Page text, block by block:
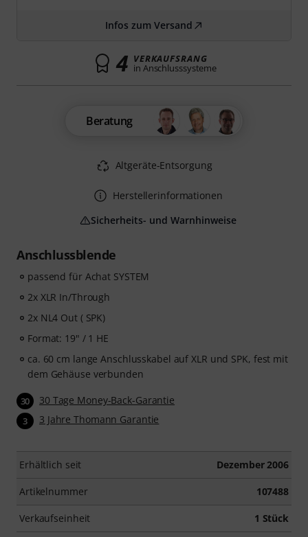
Anschlussblende
passend für Achat SYSTEM
2x XLR In/Through
2x NL4 Out ( SPK)
Format: 19" / 1 HE
ca. 60 cm lange Anschlusskabel auf XLR und SPK, fest mit
dem Gehäuse verbunden
30 30 Tage Money-Back-Garantie
3 3 Jahre Thomann Garantie
Erhältlich seit Dezember 2006
Artikelnummer 107488
Verkaufseinheit 1 Stück
Infos zum Versand
4 VERKAUFSRANG
in Anschlusssysteme
Beratung
Altgeräte-Entsorgung
Herstellerinformationen
Sicherheits- und Warnhinweise